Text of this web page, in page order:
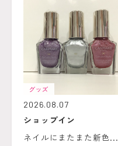
グッズ
2026.08.07
ショップイン
ネイルにまたまた新色...